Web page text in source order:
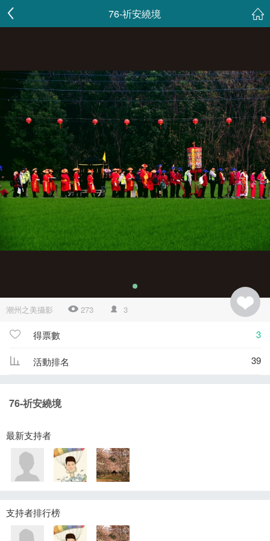
76-祈安繞境
潮州之美攝影 273 3
得票數 3
活動排名 39
76-祈安繞境
最新支持者
支持者排行榜